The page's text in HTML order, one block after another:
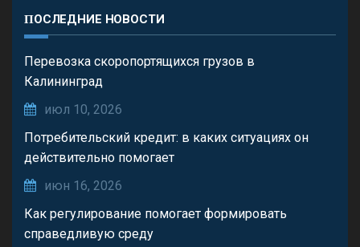
ПОСЛЕДНИЕ НОВОСТИ
Перевозка скоропортящихся грузов в
Калининград
июл 10, 2026
Потребительский кредит: в каких ситуациях он
действительно помогает
июн 16, 2026
Как регулирование помогает формировать
справедливую среду